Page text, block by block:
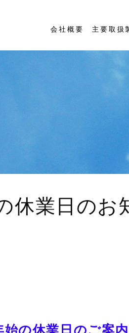
会社概要 主要取扱
休業日のお
始の休業日のご案内